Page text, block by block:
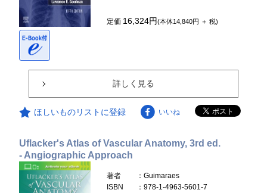
定価 16,324円(本体14,840円 ＋ 税)
詳しく見る
ほしいものリストに登録 いいね
Uflacker's Atlas of Vascular Anatomy, 3rd ed.
- Angiographic Approach
著者
：Guimaraes
ISBN
：978-1-4963-5601-7